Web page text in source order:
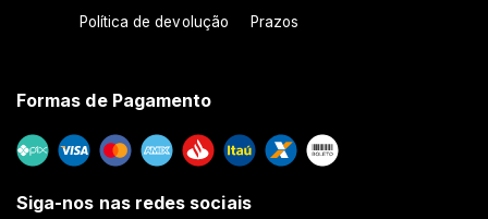
Política de devolução Prazos
Formas de Pagamento
Siga-nos nas redes sociais